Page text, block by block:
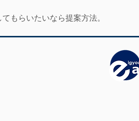
もらいたいなら提案方法。